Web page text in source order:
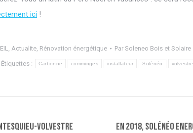
ici !
, Actualite, Rénovation énergétique Par Soleneo Bois et Solaire
Étiquettes : Carbonne comminges installateur Solénéo volvestre
Volvestre
Article
En 2018, Solénéo